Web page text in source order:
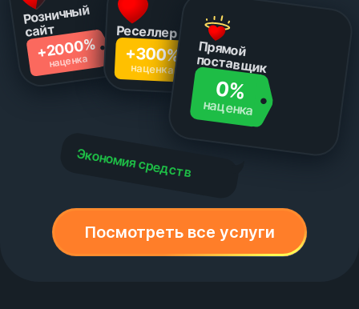
Розничный
сайт
+2000%
наценка
Реселлер
+300%
наценка
Прямой
поставщик
0%
наценка
Посмотреть все услуги
Экономия средств